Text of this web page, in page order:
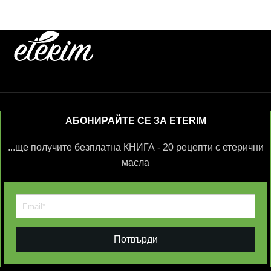
АБОНИРАЙТЕ СЕ ЗА ETERIM
...ще получите безплатна КНИГА - 20 рецепти с етерични
масла
Потвърди